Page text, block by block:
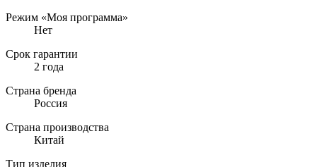
Режим «Моя программа»
Нет
Срок гарантии
2 года
Страна бренда
Россия
Страна производства
Китай
Тип изделия